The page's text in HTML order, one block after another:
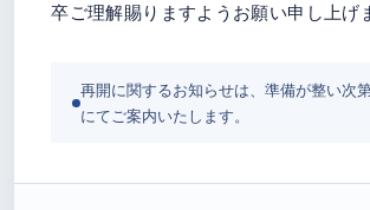
卒ご理解賜りますようお願い申し上げ
再開に関するお知らせは、準備が整い次
にてご案内いたします。